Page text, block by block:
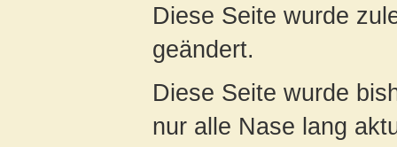
Diese Seite wurde
geändert.
Diese Seite wurde
nur alle Nase lang